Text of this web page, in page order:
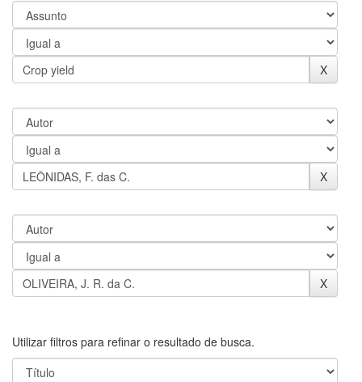
Utilizar filtros para refinar o resultado de busca.